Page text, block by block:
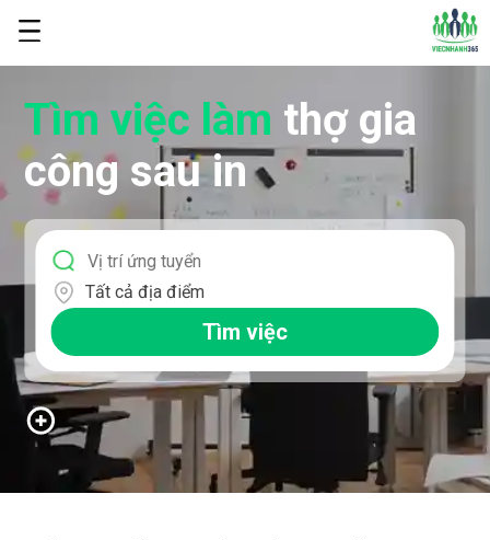
Tìm việc làm thợ gia
công sau in
Tất cả địa điểm
Tìm việc